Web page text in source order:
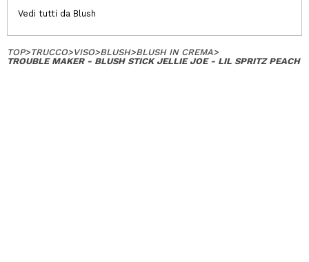
Vedi tutti da Blush
TOP>TRUCCO>VISO>BLUSH>BLUSH IN CREMA>
TROUBLE MAKER - BLUSH STICK JELLIE JOE - LIL SPRITZ PEACH